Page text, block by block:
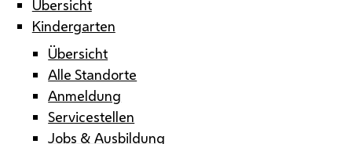
Übersicht
Kindergarten
Übersicht
Alle Standorte
Anmeldung
Servicestellen
Jobs & Ausbildung